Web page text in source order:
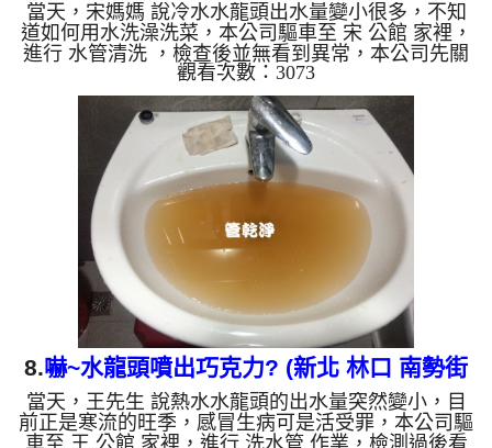
清洗
當天，宋媽媽 說冷水水龍頭出水量變小很多，不知
道如何用水洗澡洗菜，本公司驅車至 宋 公館 家裡，
進行 水管清洗 ，檢查後並無看到異常，本公司先關
閉水源，注入 檸檬酸 進水管，等候約10分鐘，利用
高周波水管清洗機 ，近而把水管內壁污垢沖出來，
一開始沒想到洗出來的水呈現咖啡色，看起來跟泥水
一樣，還一直掉出條狀異物，看起來就飛常噁心，如
下圖，宋媽媽 看到都下了一跳，直說房子才10年而
已，怎麼水管裡面藏這麼多東西？ 如是自來水，如
水管老化，會產生鐵鏽跟泥沙堆積，洗出來的水就會
是咖啡色，地下水含有...
觀看次數：3073
8.嚇~水龍頭噴出巧克力? (新北 林口 南勢街
洗水管 )
當天，王先生 說熱水水龍頭的出水量突然變小，目
前正是寒流的旺季，感冒生病可是活受罪，本公司驅